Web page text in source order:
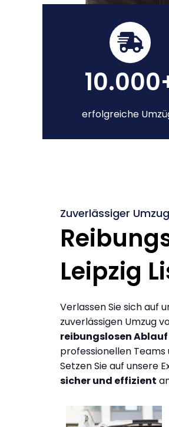
erfolgreiche
Zuverlässiger
Leipzig
Verlassen Sie sich auf
zuverlässigen Umzug
reibungslosen Ablauf
professionellen
Setzen Sie auf unsere
sicher und effizient